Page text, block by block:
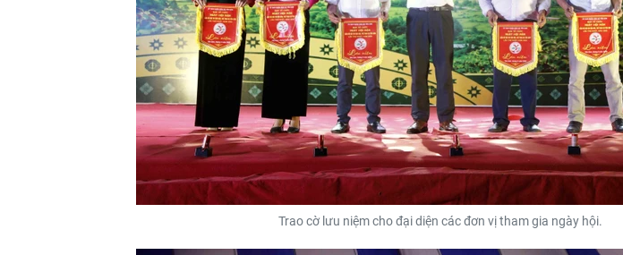
Trao cờ lưu niệm cho đại diện các đơn vị tham gia ngày hội.